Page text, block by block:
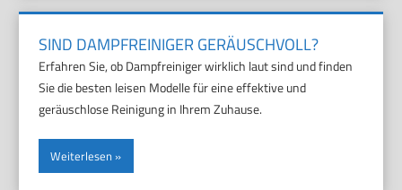
SIND DAMPFREINIGER GERÄUSCHVOLL?
Erfahren Sie, ob Dampfreiniger wirklich laut sind und finden
Sie die besten leisen Modelle für eine effektive und
geräuschlose Reinigung in Ihrem Zuhause.
Weiterlesen